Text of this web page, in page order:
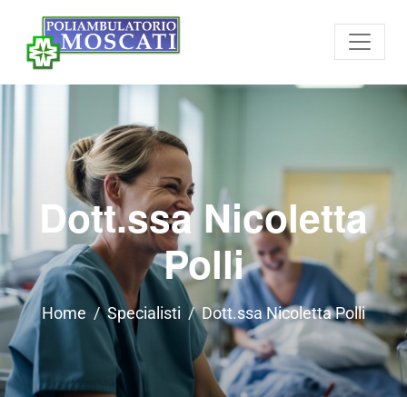
Dott.ssa Nicoletta
Polli
Home Specialisti Dott.ssa Nicoletta Polli